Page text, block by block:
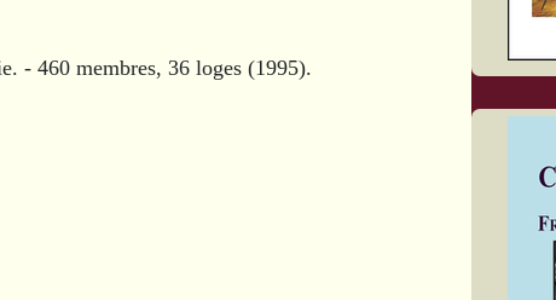
- 460 membres, 36 loges (1995).